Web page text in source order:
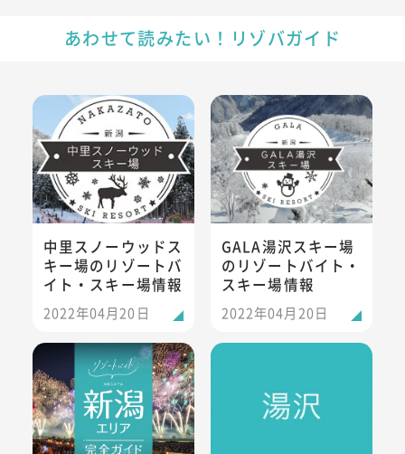
あわせて読みたい！リゾバガイド
中里スノーウッドスキー場のリゾートバイト・スキー場情報
中里スノーウッドス
キー場のリゾートバ
イト・スキー場情報
2022年04月20日
GALA湯沢スキー場のリゾート
GALA湯沢スキー場
のリゾートバイト・
スキー場情報
2022年04月20日
新潟県のリゾートバイト・エリア情報湯沢のリゾートバイト・エリア